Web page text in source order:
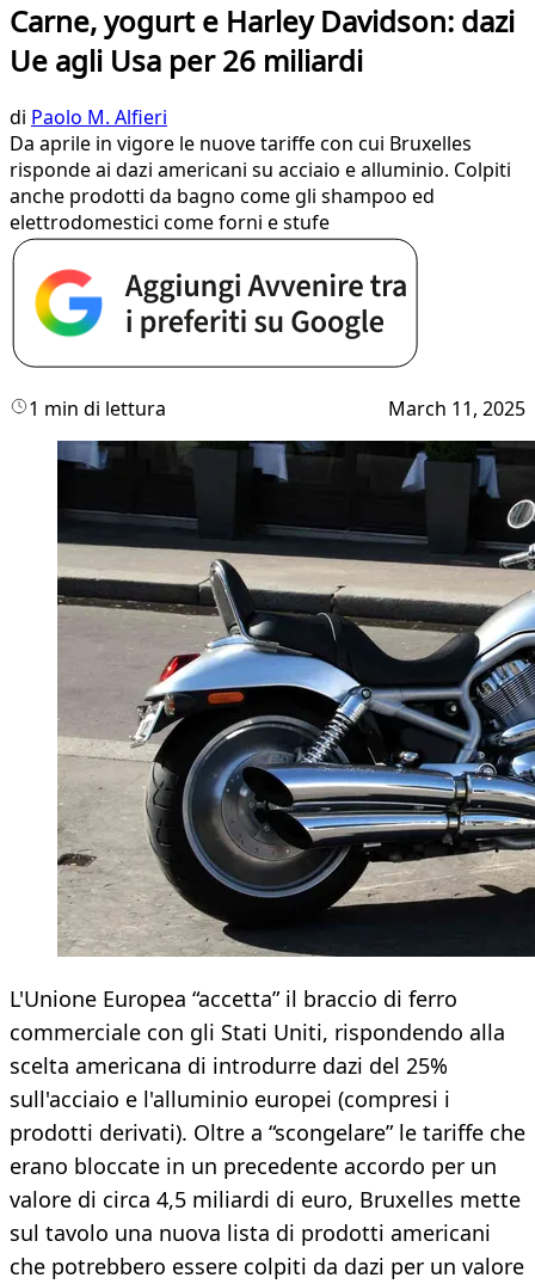
Carne, yogurt e Harley Davidson: dazi
Ue agli Usa per 26 miliardi
di Paolo M. Alfieri
Da aprile in vigore le nuove tariffe con cui Bruxelles
risponde ai dazi americani su acciaio e alluminio. Colpiti
anche prodotti da bagno come gli shampoo ed
elettrodomestici come forni e stufe
1 min di lettura March 11, 2025
L'Unione Europea “accetta” il braccio di ferro
commerciale con gli Stati Uniti, rispondendo alla
scelta americana di introdurre dazi del 25%
sull'acciaio e l'alluminio europei (compresi i
prodotti derivati). Oltre a “scongelare” le tariffe che
erano bloccate in un precedente accordo per un
valore di circa 4,5 miliardi di euro, Bruxelles mette
sul tavolo una nuova lista di prodotti americani
che potrebbero essere colpiti da dazi per un valore